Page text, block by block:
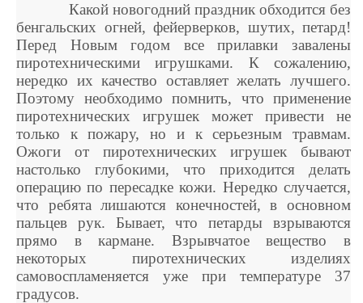
Какой новогодний праздник обходится без
бенгальских огней, фейерверков, шутих, петард!
Перед Новым годом все прилавки завалены
пиротехническими игрушками. К сожалению,
нередко их качество оставляет желать лучшего.
Поэтому необходимо помнить, что применение
пиротехнических игрушек может привести не
только к пожару, но и к серьезным травмам.
Ожоги от пиротехнических игрушек бывают
настолько глубокими, что приходится делать
операцию по пересадке кожи. Нередко случается,
что ребята лишаются конечностей, в основном
пальцев рук. Бывает, что петарды взрываются
прямо в кармане. Взрывчатое вещество в
некоторых пиротехнических изделиях
самовоспламеняется уже при температуре 37
градусов.